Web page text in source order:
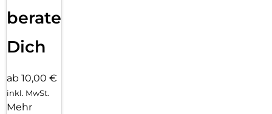
beraten
Dich
ab 10,00 €
inkl. MwSt.
Mehr